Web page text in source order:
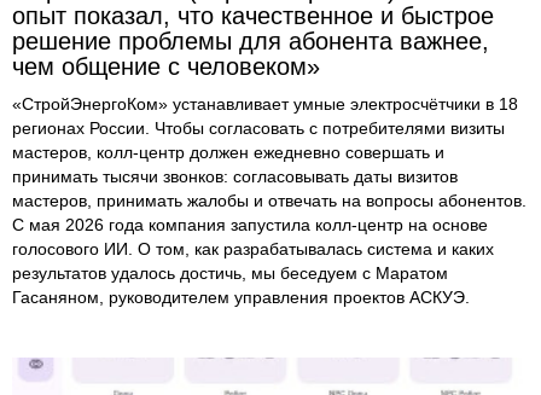
опыт показал, что качественное и быстрое
решение проблемы для абонента важнее,
чем общение с человеком»
«СтройЭнергоКом» устанавливает умные электросчётчики в 18
регионах России. Чтобы согласовать с потребителями визиты
мастеров, колл-центр должен ежедневно совершать и
принимать тысячи звонков: согласовывать даты визитов
мастеров, принимать жалобы и отвечать на вопросы абонентов.
С мая 2026 года компания запустила колл-центр на основе
голосового ИИ. О том, как разрабатывалась система и каких
результатов удалось достичь, мы беседуем с Маратом
Гасаняном, руководителем управления проектов АСКУЭ.